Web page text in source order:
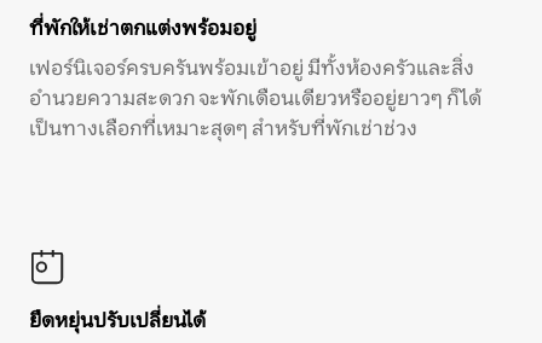
ที่พักให้เช่าตกแต่งพร้อมอยู่
เฟอร์นิเจอร์ครบครันพร้อมเข้าอยู่ มีทั้งห้องครัวและสิ่ง
อำนวยความสะดวก จะพักเดือนเดียวหรืออยู่ยาวๆ ก็ได้
เป็นทางเลือกที่เหมาะสุดๆ สำหรับที่พักเช่าช่วง
ยืดหยุ่นปรับเปลี่ยนได้